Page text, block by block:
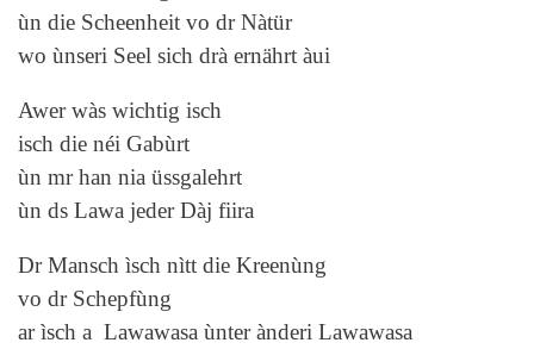
ùn die Scheenheit vo dr Nàtür
wo ùnseri Seel sich drà ernährt àui
Awer wàs wichtig isch
isch die néi Gabùrt
ùn mr han nia üssgalehrt
ùn ds Lawa jeder Dàj fiira
Dr Mansch ìsch nìtt die Kreenùng
vo dr Schepfùng
ar ìsch a Lawawasa ùnter ànderi Lawawasa